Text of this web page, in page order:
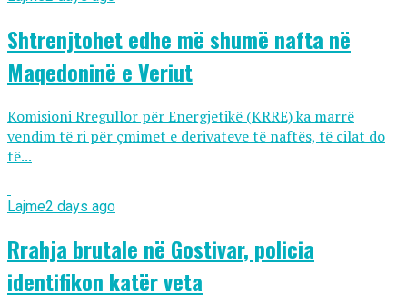
Shtrenjtohet edhe më shumë nafta në
Maqedoninë e Veriut
Komisioni Rregullor për Energjetikë (KRRE) ka marrë
vendim të ri për çmimet e derivateve të naftës, të cilat do
të...
Lajme2 days ago
Rrahja brutale në Gostivar, policia
identifikon katër veta